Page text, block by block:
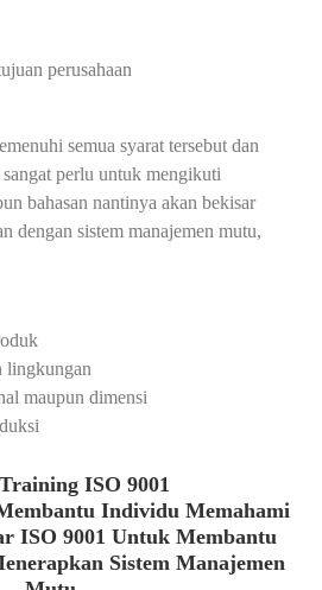
perusahaan
semua syarat tersebut dan
perlu untuk mengikuti
bahasan nantinya akan bekisar
dengan sistem manajemen mutu,
lingkungan
maupun dimensi
ISO 9001
Individu Memahami
ISO 9001 Untuk Membantu
Sistem Manajemen